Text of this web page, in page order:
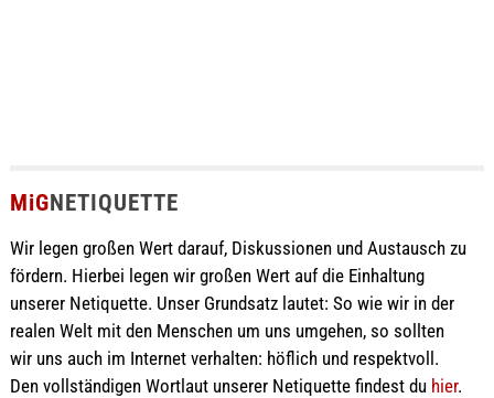
MiGNETIQUETTE
Wir legen großen Wert darauf, Diskussionen und Austausch zu
fördern. Hierbei legen wir großen Wert auf die Einhaltung
unserer Netiquette. Unser Grundsatz lautet: So wie wir in der
realen Welt mit den Menschen um uns umgehen, so sollten
wir uns auch im Internet verhalten: höflich und respektvoll.
Den vollständigen Wortlaut unserer Netiquette findest du hier.